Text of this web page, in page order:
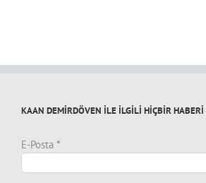
KAAN DEMİRDÖVEN İLE İLGİLİ HİÇBİR
E-Posta *